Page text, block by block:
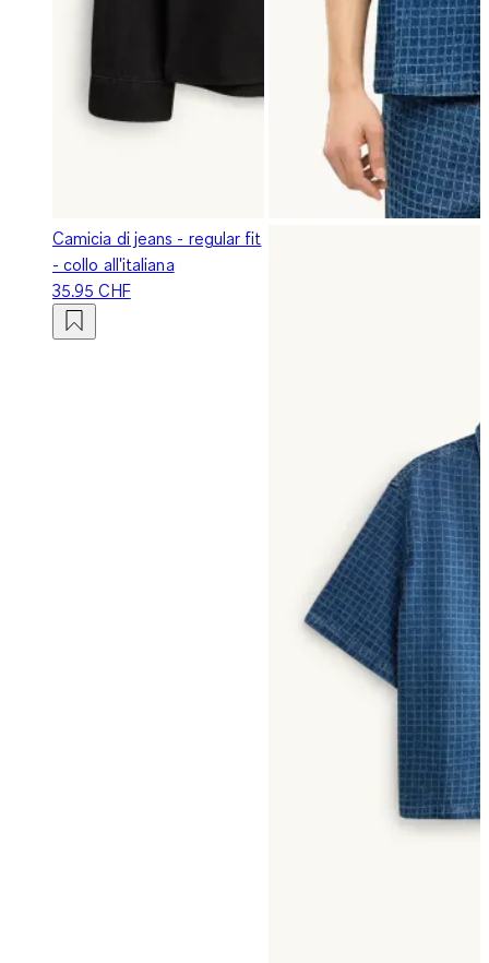
Camicia di jeans - regular fit
- collo all'italiana
35.95 CHF